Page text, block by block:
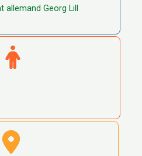
allemand Georg Lill